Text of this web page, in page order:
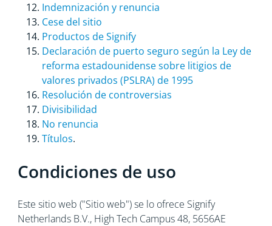
Indemnización y renuncia
Cese del sitio
Productos de Signify
Declaración de puerto seguro según la Ley de
reforma estadounidense sobre litigios de
valores privados (PSLRA) de 1995
Resolución de controversias
Divisibilidad
No renuncia
Títulos.
Condiciones de uso
Este sitio web ("Sitio web") se lo ofrece Signify
Netherlands B.V., High Tech Campus 48, 5656AE